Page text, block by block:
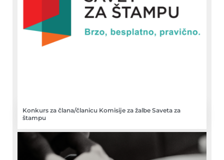
Konkurs za člana/članicu Komisije za žalbe Saveta za
štampu